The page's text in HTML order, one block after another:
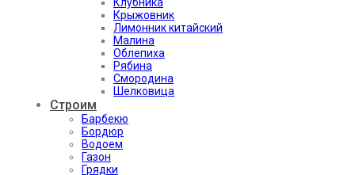
Крыжовник
Лимонник китайский
Малина
Облепиха
Рябина
Смородина
Шелковица
Строим
Барбекю
Бордюр
Водоем
Газон
Грядки